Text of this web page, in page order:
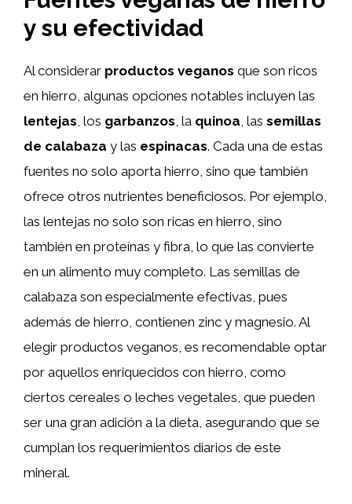
y su efectividad
Al considerar productos veganos que son ricos
en hierro, algunas opciones notables incluyen las
lentejas, los garbanzos, la quinoa, las semillas
de calabaza y las espinacas. Cada una de estas
fuentes no solo aporta hierro, sino que también
ofrece otros nutrientes beneficiosos. Por ejemplo,
las lentejas no solo son ricas en hierro, sino
también en proteínas y fibra, lo que las convierte
en un alimento muy completo. Las semillas de
calabaza son especialmente efectivas, pues
además de hierro, contienen zinc y magnesio. Al
elegir productos veganos, es recomendable optar
por aquellos enriquecidos con hierro, como
ciertos cereales o leches vegetales, que pueden
ser una gran adición a la dieta, asegurando que se
cumplan los requerimientos diarios de este
mineral.